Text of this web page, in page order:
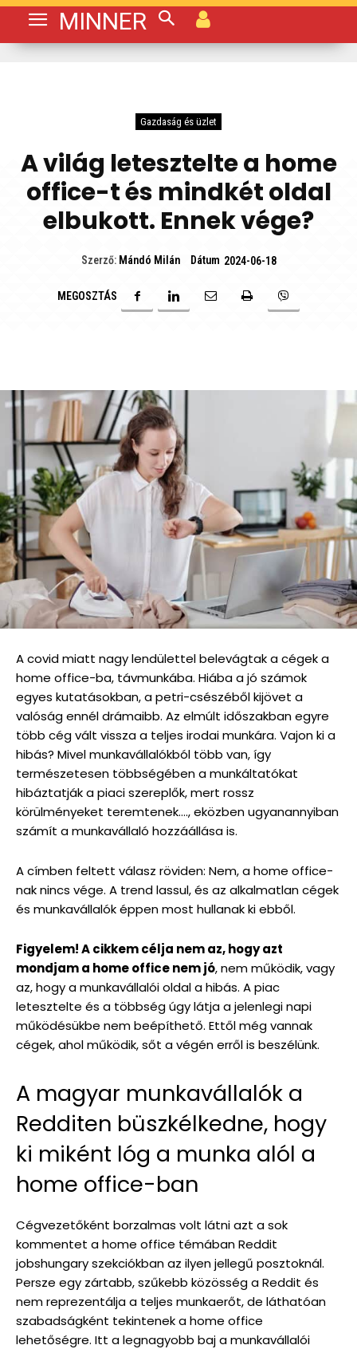
MINNER
Gazdaság és üzlet
A világ letesztelte a home
office-t és mindkét oldal
elbukott. Ennek vége?
Szerző: Mándó Milán Dátum 2024-06-18
MEGOSZTÁS
A covid miatt nagy lendülettel belevágtak a cégek a
home office-ba, távmunkába. Hiába a jó számok
egyes kutatásokban, a petri-csészéből kijövet a
valóság ennél drámaibb. Az elmúlt időszakban egyre
több cég vált vissza a teljes irodai munkára. Vajon ki a
hibás? Mivel munkavállalókból több van, így
természetesen többségében a munkáltatókat
hibáztatják a piaci szereplők, mert rossz
körülményeket teremtenek…., eközben ugyanannyiban
számít a munkavállaló hozzáállása is.
A címben feltett válasz röviden: Nem, a home office-
nak nincs vége. A trend lassul, és az alkalmatlan cégek
és munkavállalók éppen most hullanak ki ebből.
Figyelem! A cikkem célja nem az, hogy azt
mondjam a home office nem jó, nem működik, vagy
az, hogy a munkavállalói oldal a hibás. A piac
letesztelte és a többség úgy látja a jelenlegi napi
működésükbe nem beépíthető. Ettől még vannak
cégek, ahol működik, sőt a végén erről is beszélünk.
A magyar munkavállalók a
Redditen büszkélkedne, hogy
ki miként lóg a munka alól a
home office-ban
Cégvezetőként borzalmas volt látni azt a sok
kommentet a home office témában Reddit
jobshungary szekciókban az ilyen jellegű posztoknál.
Persze egy zártabb, szűkebb közösség a Reddit és
nem reprezentálja a teljes munkaerőt, de láthatóan
szabadságként tekintenek a home office
lehetőségre. Itt a legnagyobb baj a munkavállalói